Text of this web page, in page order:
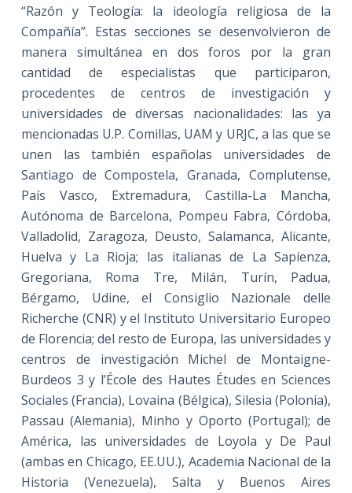
“Razón y Teología: la ideología religiosa de la
Compañía”. Estas secciones se desenvolvieron de
manera simultánea en dos foros por la gran
cantidad de especialistas que participaron,
procedentes de centros de investigación y
universidades de diversas nacionalidades: las ya
mencionadas U.P. Comillas, UAM y URJC, a las que se
unen las también españolas universidades de
Santiago de Compostela, Granada, Complutense,
País Vasco, Extremadura, Castilla-La Mancha,
Autónoma de Barcelona, Pompeu Fabra, Córdoba,
Valladolid, Zaragoza, Deusto, Salamanca, Alicante,
Huelva y La Rioja; las italianas de La Sapienza,
Gregoriana, Roma Tre, Milán, Turín, Padua,
Bérgamo, Udine, el Consiglio Nazionale delle
Richerche (CNR) y el Instituto Universitario Europeo
de Florencia; del resto de Europa, las universidades y
centros de investigación Michel de Montaigne-
Burdeos 3 y l’École des Hautes Études en Sciences
Sociales (Francia), Lovaina (Bélgica), Silesia (Polonia),
Passau (Alemania), Minho y Oporto (Portugal); de
América, las universidades de Loyola y De Paul
(ambas en Chicago, EE.UU.), Academia Nacional de la
Historia (Venezuela), Salta y Buenos Aires